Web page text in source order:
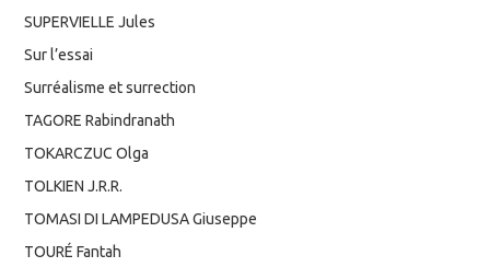
SUPERVIELLE Jules
Sur l’essai
Surréalisme et surrection
TAGORE Rabindranath
TOKARCZUC Olga
TOLKIEN J.R.R.
TOMASI DI LAMPEDUSA Giuseppe
TOURÉ Fantah